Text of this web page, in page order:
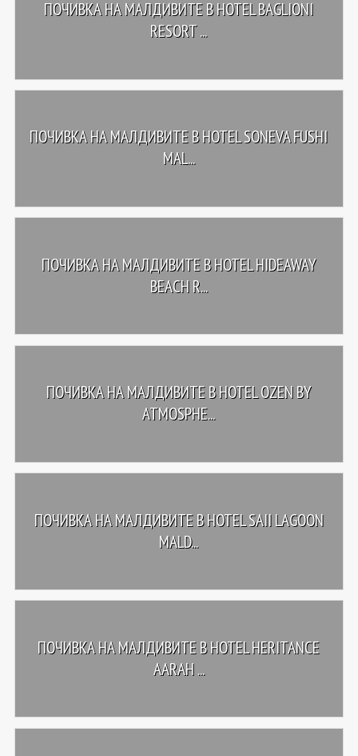
ПОЧИВКА НА МАЛДИВИТЕ В HOTEL BAGLIONI
RESORT ...
ПОЧИВКА НА МАЛДИВИТЕ В HOTEL SONEVA FUSHI
MAL...
ПОЧИВКА НА МАЛДИВИТЕ В HOTEL HIDEAWAY
BEACH R...
ПОЧИВКА НА МАЛДИВИТЕ В HOTEL OZEN BY
ATMOSPHE...
ПОЧИВКА НА МАЛДИВИТЕ В HOTEL SAII LAGOON
MALD...
ПОЧИВКА НА МАЛДИВИТЕ В HOTEL HERITANCE
AARAH ...